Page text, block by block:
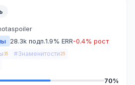
28.3k подп.1.9% ERR-0.4% рост
35 #Знаменитости 25
70%